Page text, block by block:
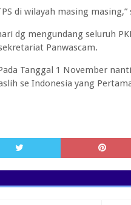
di wilayah masing
dg mengundang seluruh
Panwascam.
Tanggal 1 November
se Indonesia yang